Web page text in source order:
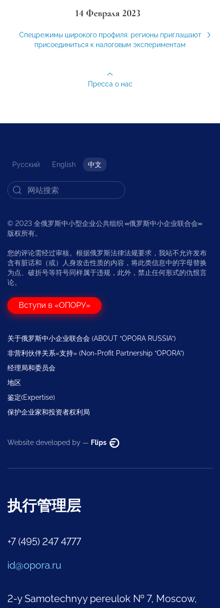
14 Февраля 2023
Спецрежимы широкого профиля: регионы приглашают
присоединиться к налоговым экспериментам
Пресса о нас
Русский English 中文
© 2023 全俄罗斯中小型企业公共组织 «俄罗斯中小企业联合会»
版权所有。
您的评论需经过审核。根据俄罗斯法律法规要求，我站不允许发布
含有脏话和（或）人身攻击性质的内容，将此类信息中的字母替换
为点、破折号等符号同样属于违规，此外，禁止任何形式的仇恨言
论。
Вступи в «ОПОРУ»
关于俄罗斯中小企业联合会 (ABOUT “OPORA RUSSIA”)
非营利伙伴关系«支持» (Non-Profit Partnership “OPORA”)
经理局和委员会
地区
鉴定(Expertise)
保护企业家和投资者权利局
Website developed by — Flips
执行管理层
+7 (495) 247 4777
id@opora.ru
2-y Samotechnyy pereulok № 7, Moscow,